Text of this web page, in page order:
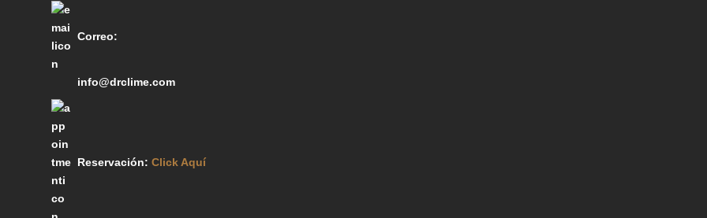
Correo:
info@drclime.com
Reservación: Click Aquí